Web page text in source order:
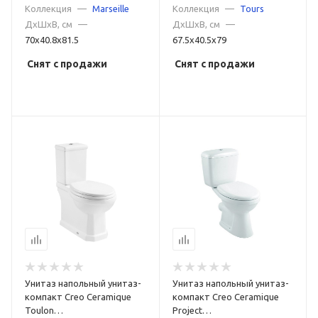
Коллекция
— Marseille
ДxШxВ, см
—
70x40.8x81.5
Снят с продажи
Коллекция
—
Tours
ДxШxВ, см
—
67.5x40.5x79
Снят с продажи
Унитаз напольный унитаз-
компакт Creo Ceramique
Toulon
Унитаз напольный унитаз-
компакт Creo Ceramique
Project